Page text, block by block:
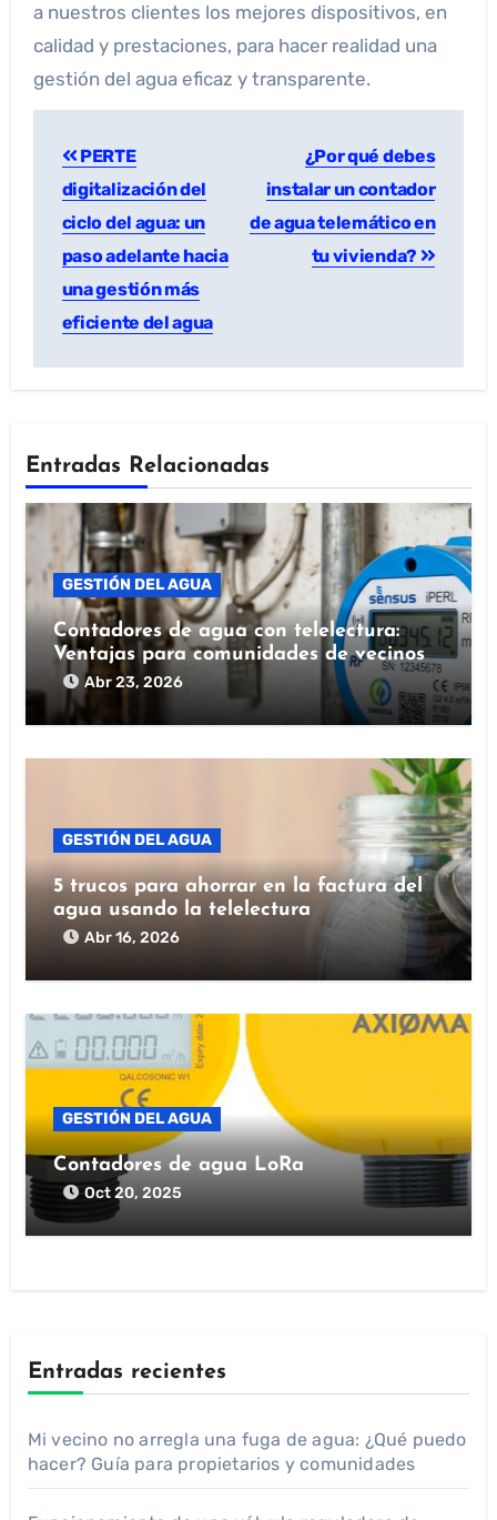
a nuestros clientes los mejores dispositivos, en
calidad y prestaciones, para hacer realidad una
gestión del agua eficaz y transparente.
PERTE
digitalización del
ciclo del agua: un
paso adelante hacia
una gestión más
eficiente del agua
¿Por qué debes
instalar un contador
de agua telemático en
tu vivienda?
Entradas Relacionadas
GESTIÓN DEL AGUA
Contadores de agua con telelectura:
Ventajas para comunidades de vecinos
Abr 23, 2026
GESTIÓN DEL AGUA
5 trucos para ahorrar en la factura del
agua usando la telelectura
Abr 16, 2026
GESTIÓN DEL AGUA
Contadores de agua LoRa
Oct 20, 2025
Entradas recientes
Mi vecino no arregla una fuga de agua: ¿Qué puedo
hacer? Guía para propietarios y comunidades